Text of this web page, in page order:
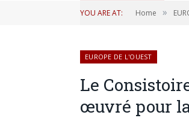
YOU ARE AT: Home »
EUROPE DE L'OUEST
Le
œuvré pour